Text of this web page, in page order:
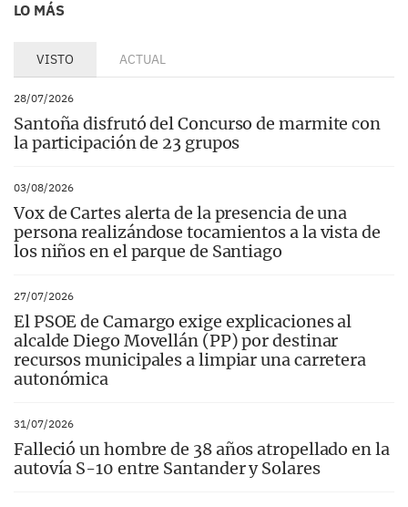
LO MÁS
VISTO ACTUAL
28/07/2026
Santoña disfrutó del Concurso de marmite con
la participación de 23 grupos
03/08/2026
Vox de Cartes alerta de la presencia de una
persona realizándose tocamientos a la vista de
los niños en el parque de Santiago
27/07/2026
El PSOE de Camargo exige explicaciones al
alcalde Diego Movellán (PP) por destinar
recursos municipales a limpiar una carretera
autonómica
31/07/2026
Falleció un hombre de 38 años atropellado en la
autovía S-10 entre Santander y Solares